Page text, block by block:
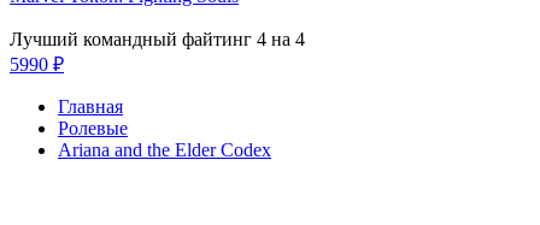
Лучший командный файтинг 4 на 4
5990 ₽
Главная
Ролевые
Ariana and the Elder Codex